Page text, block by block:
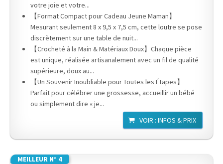
votre joie et votre...
【Format Compact pour Cadeau Jeune Maman】
Mesurant seulement 8 x 9,5 x 7,5 cm, cette loutre se pose
discrètement sur une table de nuit...
【Crocheté à la Main & Matériaux Doux】Chaque pièce
est unique, réalisée artisanalement avec un fil de qualité
supérieure, doux au...
【Un Souvenir Inoubliable pour Toutes les Étapes】
Parfait pour célébrer une grossesse, accueillir un bébé
ou simplement dire « je...
VOIR : INFOS & PRIX
MEILLEUR N° 4